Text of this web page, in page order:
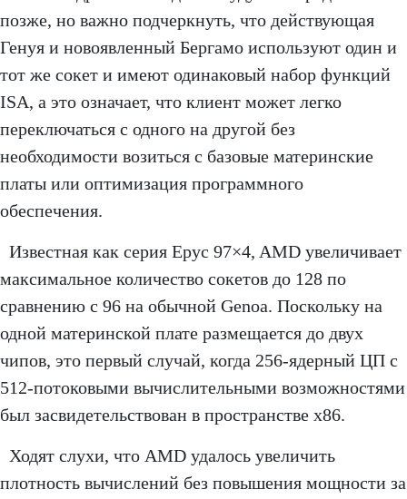
позже, но важно подчеркнуть, что действующая
Генуя и новоявленный Бергамо используют один и
тот же сокет и имеют одинаковый набор функций
ISA, а это означает, что клиент может легко
переключаться с одного на другой без
необходимости возиться с базовые материнские
платы или оптимизация программного
обеспечения.
Известная как серия Epyc 97×4, AMD увеличивает
максимальное количество сокетов до 128 по
сравнению с 96 на обычной Genoa. Поскольку на
одной материнской плате размещается до двух
чипов, это первый случай, когда 256-ядерный ЦП с
512-потоковыми вычислительными возможностями
был засвидетельствован в пространстве x86.
Ходят слухи, что AMD удалось увеличить
плотность вычислений без повышения мощности за